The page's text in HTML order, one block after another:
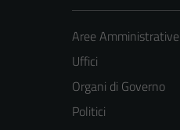
Aree Amministrative
Uffici
Organi di Governo
Politici